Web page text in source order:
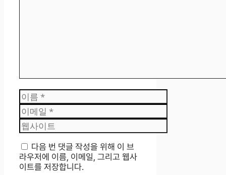
이
름
이
메
일
웹
사
이
트
다음 번 댓글 작성을 위해 이 브
라우저에 이름, 이메일, 그리고 웹사
이트를 저장합니다.